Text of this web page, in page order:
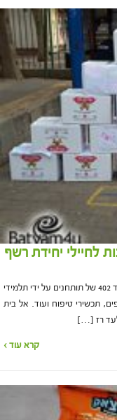
לחיילי יחידת רשף
משלוח מנות בן 20 ארגזים ניתן אתמול ליחידת רשף מגדוד 402 של תותחנים על ידי תלמידי
תכשירי טיפוח ועוד. אל בית
רז […]
קרא עוד ›